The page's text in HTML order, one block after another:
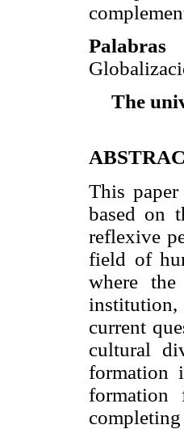
Palabras
The
This
based on
reflexive
field of
where
current
cultural
formation
formation